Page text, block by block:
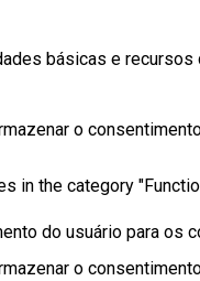
básicas e recursos
o
in the category
do usuário para os
o